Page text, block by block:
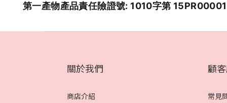
第一產物產品責任險證號: 1010字第
關於我們
商店介紹
顧
常見